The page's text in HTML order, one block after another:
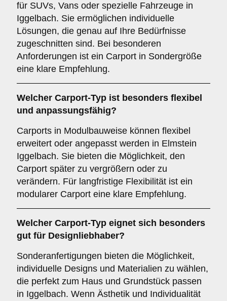
für SUVs, Vans oder spezielle Fahrzeuge in
Iggelbach. Sie ermöglichen individuelle
Lösungen, die genau auf Ihre Bedürfnisse
zugeschnitten sind. Bei besonderen
Anforderungen ist ein Carport in Sondergröße
eine klare Empfehlung.
Welcher Carport-Typ ist besonders flexibel
und anpassungsfähig?
Carports in Modulbauweise können flexibel
erweitert oder angepasst werden in Elmstein
Iggelbach. Sie bieten die Möglichkeit, den
Carport später zu vergrößern oder zu
verändern. Für langfristige Flexibilität ist ein
modularer Carport eine klare Empfehlung.
Welcher Carport-Typ eignet sich besonders
gut für Designliebhaber?
Sonderanfertigungen bieten die Möglichkeit,
individuelle Designs und Materialien zu wählen,
die perfekt zum Haus und Grundstück passen
in Iggelbach. Wenn Ästhetik und Individualität